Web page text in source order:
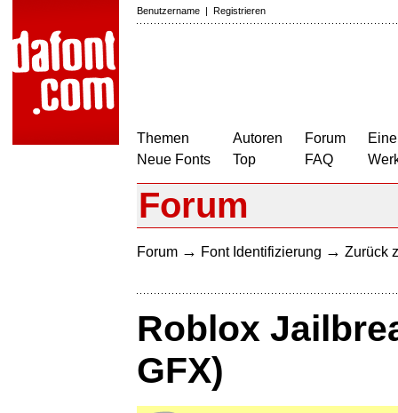
Benutzername | Registrieren
Themen
Neue Fonts
Autoren
Top
Forum
FAQ
Forum
Forum → Font Identifizierung → Zurück
Roblox
GFX)